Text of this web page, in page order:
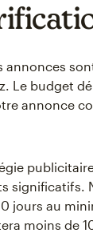
annonces
Le budget
annonce
significatifs.
jours au
moins de